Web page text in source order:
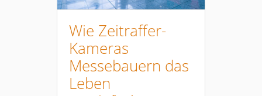
Wie Zeitraffer-
Kameras
Messebauern das
Leben